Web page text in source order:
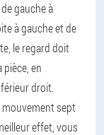
gauche à
à gauche et de
le regard doit
en
droit.
sept
effet, vous